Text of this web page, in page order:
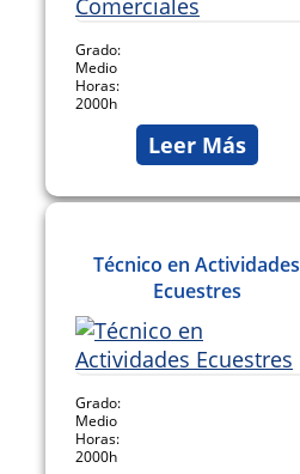
Grado:
Medio
Horas:
2000h
Leer Más
Técnico en Actividades
Ecuestres
Grado:
Medio
Horas:
2000h